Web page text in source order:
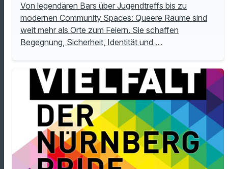
Von legendären Bars über Jugendtreffs bis zu
modernen Community Spaces: Queere Räume sind
weit mehr als Orte zum Feiern. Sie schaffen
Begegnung, Sicherheit, Identität und …